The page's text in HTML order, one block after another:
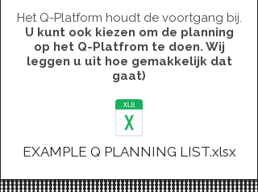
Het Q-Platform houdt de voortgang bij.
U kunt ook kiezen om de planning
op het Q-Platfrom te doen. Wij
leggen u uit hoe gemakkelijk dat
gaat)
EXAMPLE Q PLANNING LIST.xlsx